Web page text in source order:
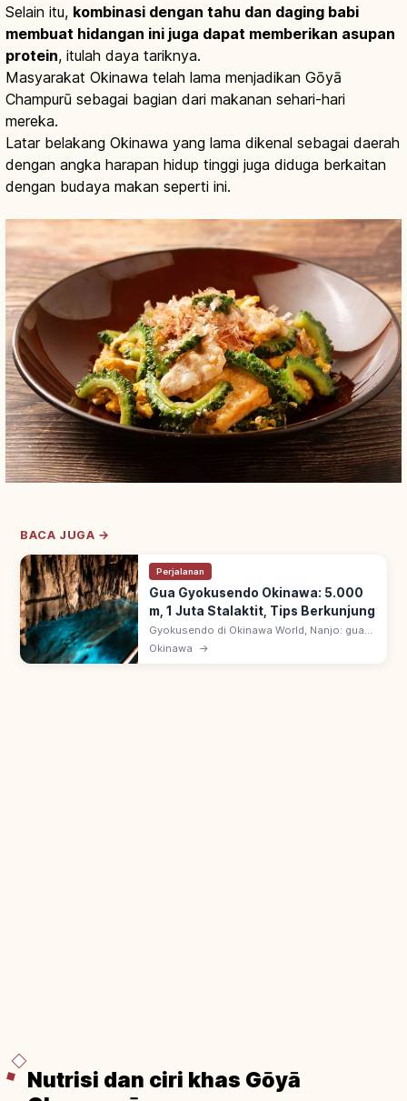
Selain itu, kombinasi dengan tahu dan daging babi
membuat hidangan ini juga dapat memberikan asupan
protein, itulah daya tariknya.
Masyarakat Okinawa telah lama menjadikan Gōyā
Champurū sebagai bagian dari makanan sehari-hari
mereka.
Latar belakang Okinawa yang lama dikenal sebagai daerah
dengan angka harapan hidup tinggi juga diduga berkaitan
dengan budaya makan seperti ini.
BACA JUGA →
Perjalanan
Gua Gyokusendo Okinawa: 5.000
m, 1 Juta Stalaktit, Tips Berkunjung
Gyokusendo di Okinawa World, Nanjo: gua
kapur ~5.000 m dengan 1+ juta stalaktit.
Okinawa →
Nutrisi dan ciri khas Gōyā